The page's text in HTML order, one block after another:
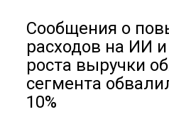
Сообщения о
расходов на ИИ
роста выручки
сегмента
10%